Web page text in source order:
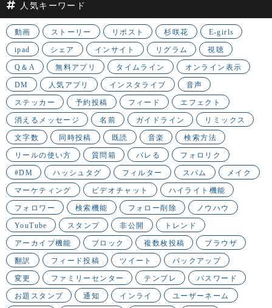
人気キーワード
動画 ストーリー リポスト 杉咲花 E-girls
ipad シェア インサイト リグラム 視聴
Q＆A 無料アプリ タイムライン オンライン表示
DM 人気アプリ インスタライブ 音声
ステッカー 予約投稿 フィード エフェクト
消えるメッセージ 名前 ガイドライン リミックス
文字数 同時投稿 既読 音楽 検索方法
リールの使い方 質問箱 バレる フォロリク
#DM ハッシュタグ フィルター スパム メイク
マーケティング ビデオチャット ハイライト機能
フォロワー 検索機能 フォロー削除 ノウハウ
YouTube スタンプ 非公開 トレンド
アーカイブ機能 ブロック 複数枚投稿 ブラウザ
翻訳 フィード投稿 ツイート バックアップ
変更 ファミリーセンター テンプレ パスワード
お題スタンプ 通知 インライ ユーザーネーム